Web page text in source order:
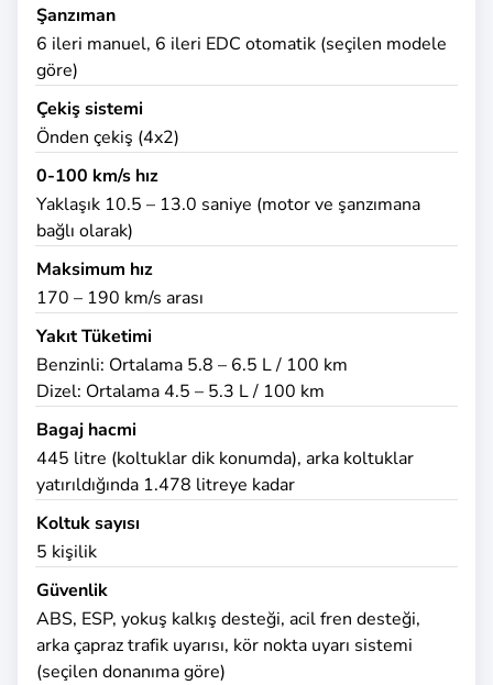
Şanzıman
6 ileri manuel, 6 ileri EDC otomatik (seçilen modele
göre)
Çekiş sistemi
Önden çekiş (4x2)
0-100 km/s hız
Yaklaşık 10.5 – 13.0 saniye (motor ve şanzımana
bağlı olarak)
Maksimum hız
170 – 190 km/s arası
Yakıt Tüketimi
Benzinli: Ortalama 5.8 – 6.5 L / 100 km
Dizel: Ortalama 4.5 – 5.3 L / 100 km
Bagaj hacmi
445 litre (koltuklar dik konumda), arka koltuklar
yatırıldığında 1.478 litreye kadar
Koltuk sayısı
5 kişilik
Güvenlik
ABS, ESP, yokuş kalkış desteği, acil fren desteği,
arka çapraz trafik uyarısı, kör nokta uyarı sistemi
(seçilen donanıma göre)